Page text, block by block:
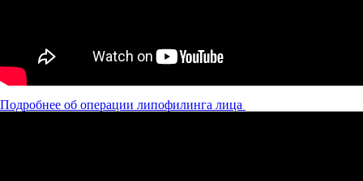
Подробнее об операции липофилинга лица